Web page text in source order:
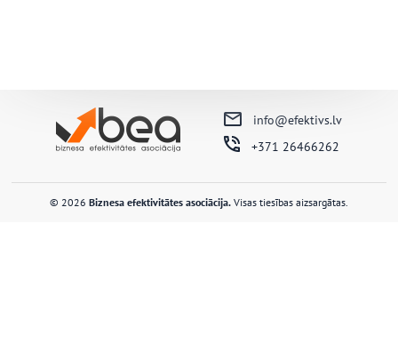
info@efektivs.lv
+371 26466262
© 2026 Biznesa efektivitātes asociācija. Visas tiesības aizsargātas.